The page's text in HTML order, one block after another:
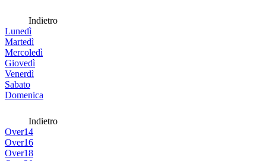
Indietro
Lunedì
Martedì
Mercoledì
Giovedì
Venerdì
Sabato
Domenica
Indietro
Over14
Over16
Over18